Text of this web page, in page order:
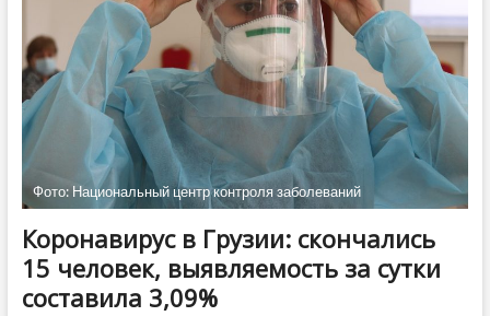
n
Фото: Национальный центр контроля заболеваний
Коронавирус в Грузии: скончались
15 человек, выявляемость за сутки
составила 3,09%